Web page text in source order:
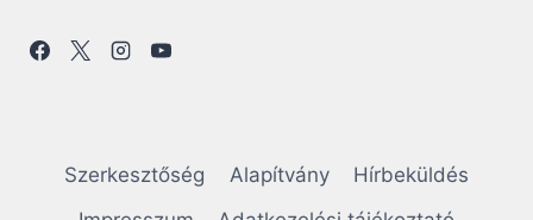
Szerkesztőség Alapítvány
Hírbeküldés